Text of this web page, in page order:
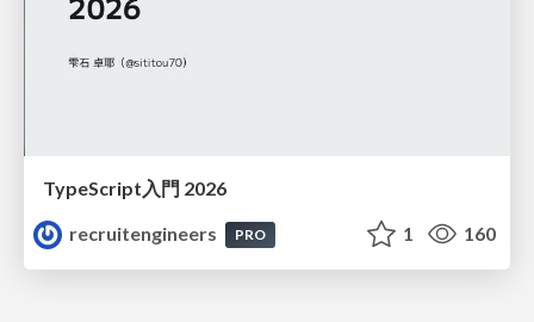
TypeScript入門 2026
recruitengineers
PRO 1 160